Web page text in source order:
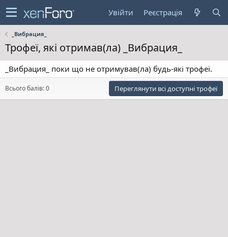
Увійти Реєстрація
_Вибрация_
Трофеї, які отримав(ла) _Вибрация_
_Вибрация_ поки що не отримував(ла) будь-які трофеї.
Всього балів: 0 Переглянути всі доступні трофеї